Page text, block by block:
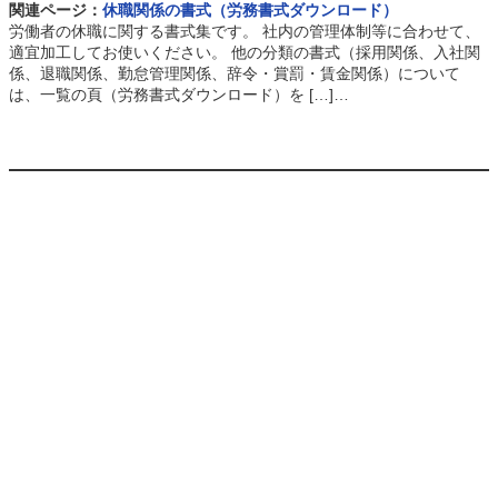
関連ページ： 休職関係の書式（労務書式ダウンロード）
労働者の休職に関する書式集です。 社内の管理体制等に合わせて、
適宜加工してお使いください。 他の分類の書式（採用関係、入社関
係、退職関係、勤怠管理関係、辞令・賞罰・賃金関係）について
は、一覧の頁（労務書式ダウンロード）を […]…